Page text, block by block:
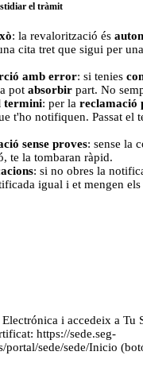
el tràmit
: la revalorització és
cita tret que sigui per
amb error: si tenies
pot absorbir part. No
termini: per la reclamació
t'ho notifiquen. Passat el
sense proves: sense la
te la tombaran ràpid.
: si no obres la
igual i et mengen
Electrónica i accedeix a Tu
https://sede.seg-
portal/sede/sede/Inicio